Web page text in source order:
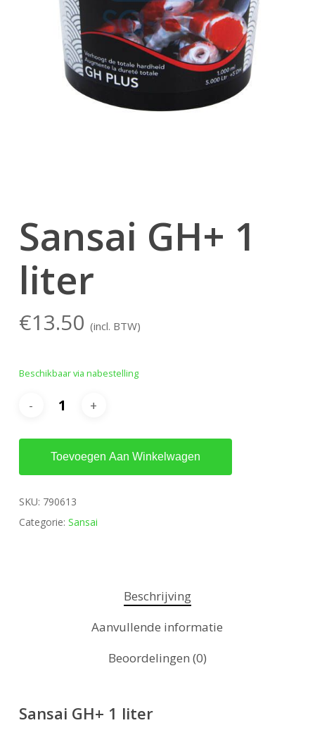
Sansai GH+ 1
liter
€13.50 (incl. BTW)
Beschikbaar via nabestelling
Toevoegen Aan Winkelwagen
SKU: 790613
Categorie: Sansai
Beschrijving
Aanvullende informatie
Beoordelingen (0)
Sansai GH+ 1 liter